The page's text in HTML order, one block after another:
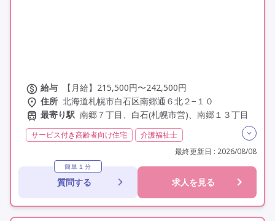
給与
【月給】215,500円〜242,500円
住所 北海道札幌市白石区南郷通６北２−１０
最寄り駅 南郷７丁目、白石(札幌市営)、南郷１３丁目
サービス付き高齢者向け住宅
介護福祉士
初任者研修(ヘルパー2級)
残業月20時間以内
社会保険完備
交通費支給
年間休日110日以上
学歴不問
定年60歳以上
駅近
最終更新日 : 2026/08/08
簡単１分
質問する 求人を見る